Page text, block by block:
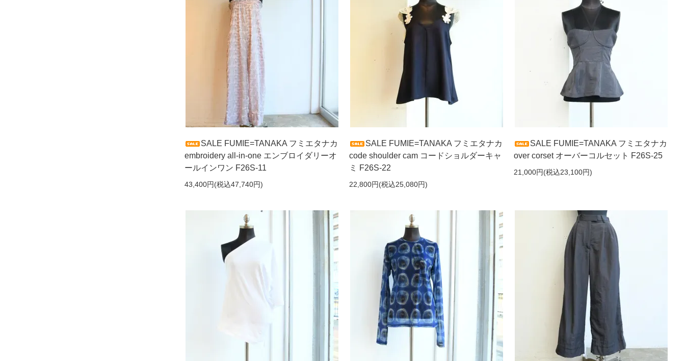
SALE FUMIE=TANAKA フミエタナカ
embroidery all-in-one エンブロイダリーオ
ールインワン F26S-11
43,400円(税込47,740円)
SALE FUMIE=TANAKA フミエタナカ
code shoulder cam コードショルダーキャ
ミ F26S-22
22,800円(税込25,080円)
SALE FUMIE=TANAKA フミエタナカ
over corset オーバーコルセット F26S-25
21,000円(税込23,100円)